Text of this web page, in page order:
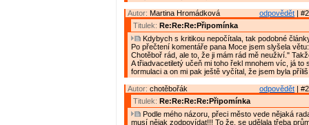
odpovědět |
Autor: Martina Hromádková
Titulek: Re:Re:Re:Připomínka
Kdybych s kritikou nepočítala, tak podobné
Po přečtení komentáře pana Moce jsem slyšela
Chotěboř rád, ale to, že ji mám rád mě neuživí."
A třiadvacetiletý učeň mi toho řekl mnohem víc, já to
formulaci a on mi pak ještě vyčítal, že jsem byla
odpovědět |
Autor: chotěbořák
Titulek: Re:Re:Re:Re:Připomínka
Podle mého názoru, přeci město vede nějaká
musí nějak zodpovídat!!! To že, se udělala třeba